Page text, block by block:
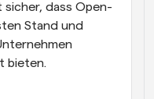
dass Open-
Stand und
bieten.